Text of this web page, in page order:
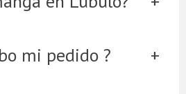
mi pedido ?